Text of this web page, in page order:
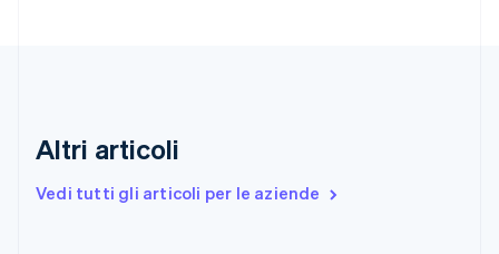
Altri articoli
Vedi tutti gli articoli per le aziende
English
Finlandia